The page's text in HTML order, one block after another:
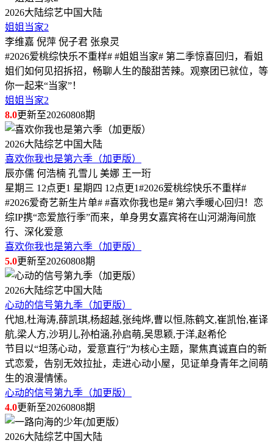
2026大陆综艺中国大陆
姐姐当家2
李维嘉 倪萍 倪子君 张泉灵
#2026爱桃综快乐不重样# #姐姐当家# 第二季惊喜回归，看姐
姐们如何见招拆招，畅聊人生的酸甜苦辣。观察团已就位，等
你一起来“当家”！
姐姐当家2
8.0更新至20260808期
2026大陆综艺中国大陆
喜欢你我也是第六季（加更版）
辰亦儒 何浩楠 孔雪儿 美娜 王一珩
星期三 12点更1 星期四 12点更1#2026爱桃综快乐不重样#
#2026爱奇艺新生片单# #喜欢你我也是# 第六季暖心回归！恋
综IP携“恋爱旅行季”而来，单身男女嘉宾将在山河湖海间旅
行、深化爱意
喜欢你我也是第六季（加更版）
5.0更新至20260808期
2026大陆综艺中国大陆
心动的信号第九季（加更版）
代旭,杜海涛,薛凯琪,杨超越,张纯烨,曹以恒,陈鹤文,崔凯怡,崔译
航,梁人方,沙玥儿,孙柏涵,孙启萌,吴思颖,于洋,赵希伦
节目以“坦荡心动，爱意直行”为核心主题，聚焦真诚直白的新
式恋爱，告别无效拉扯，走进心动小屋，见证单身青年之间萌
生的浪漫情愫。
心动的信号第九季（加更版）
4.0更新至20260808期
2026大陆综艺中国大陆